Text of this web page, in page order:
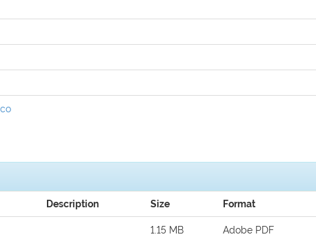
Description Size Format
1.15 MB Adobe PDF